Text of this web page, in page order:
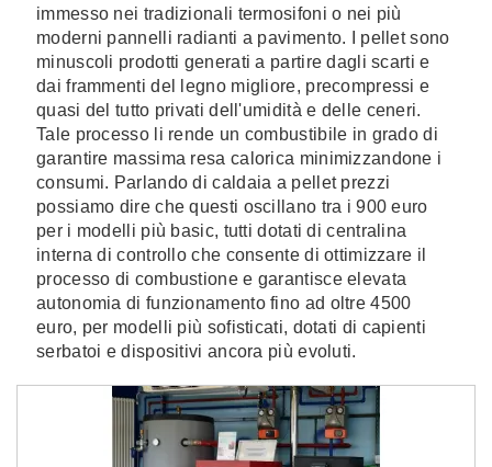
immesso nei tradizionali termosifoni o nei più
moderni pannelli radianti a pavimento. I pellet sono
minuscoli prodotti generati a partire dagli scarti e
dai frammenti del legno migliore, precompressi e
quasi del tutto privati dell'umidità e delle ceneri.
Tale processo li rende un combustibile in grado di
garantire massima resa calorica minimizzandone i
consumi. Parlando di caldaia a pellet prezzi
possiamo dire che questi oscillano tra i 900 euro
per i modelli più basic, tutti dotati di centralina
interna di controllo che consente di ottimizzare il
processo di combustione e garantisce elevata
autonomia di funzionamento fino ad oltre 4500
euro, per modelli più sofisticati, dotati di capienti
serbatoi e dispositivi ancora più evoluti.